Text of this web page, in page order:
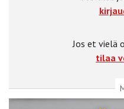
Jos et vielä
tilaa